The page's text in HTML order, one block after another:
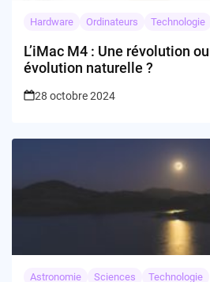
Hardware Ordinateurs Technologie
L’iMac M4 : Une révolution
évolution naturelle ?
28 octobre 2024
Astronomie Sciences Technologie